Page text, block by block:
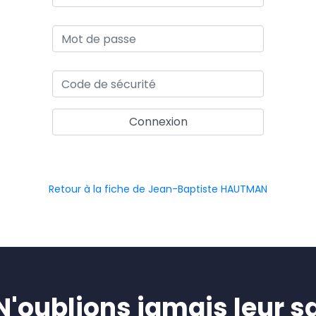
Retour à la fiche de Jean-Baptiste HAUTMAN
jamais leur